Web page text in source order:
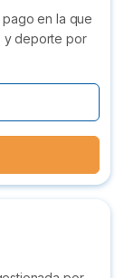
en la que
y deporte por